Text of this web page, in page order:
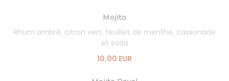
Mojito
Rhum ambré, citron vert, feuilles de menthe, cassonade
et soda
10,00 EUR